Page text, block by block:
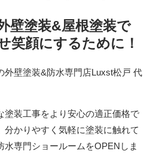
壁塗装&屋根塗装で
笑顔にするために！
外壁塗装&防水専門店Luxst松戸 代
塗装工事をより安心の適正価格で
分かりやすく気軽に塗装に触れて
水専門ショールームをOPENしま